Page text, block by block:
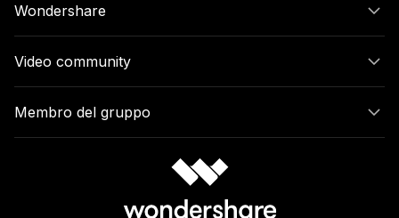
Wondershare
Video community
Membro del gruppo